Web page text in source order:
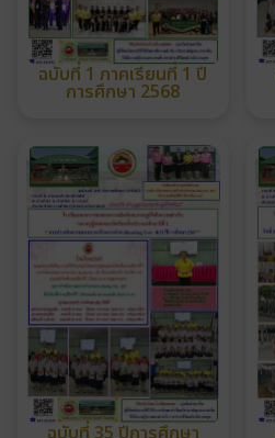
ฉบับที่ 1 ภาคเรียนที่ 1 ปี
การศึกษา 2568